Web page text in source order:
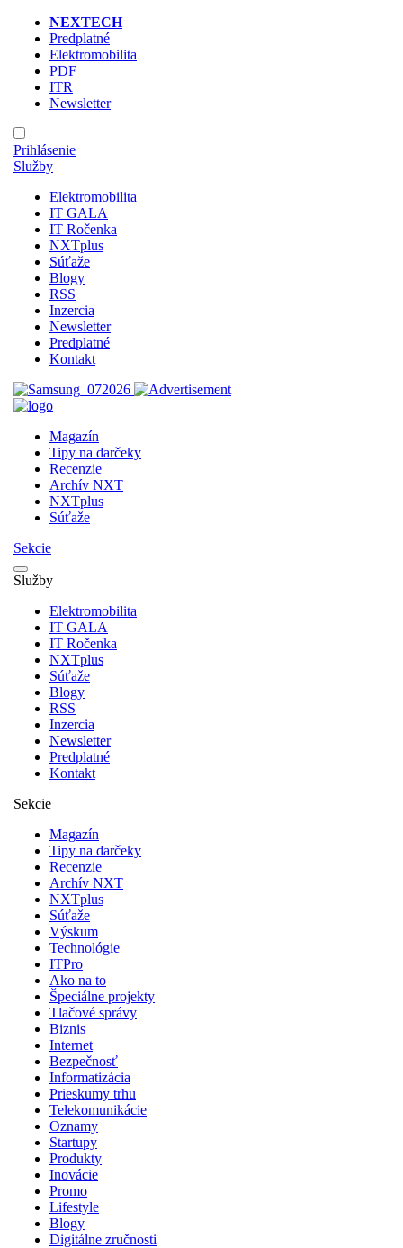
NEXTECH
Predplatné
Elektromobilita
PDF
ITR
Newsletter
Prihlásenie
Služby
Elektromobilita
IT GALA
IT Ročenka
NXTplus
Súťaže
Blogy
RSS
Inzercia
Newsletter
Predplatné
Kontakt
Magazín
Tipy na darčeky
Recenzie
Archív NXT
NXTplus
Súťaže
Sekcie
Služby
Elektromobilita
IT GALA
IT Ročenka
NXTplus
Súťaže
Blogy
RSS
Inzercia
Newsletter
Predplatné
Kontakt
Sekcie
Magazín
Tipy na darčeky
Recenzie
Archív NXT
NXTplus
Súťaže
Výskum
Technológie
ITPro
Ako na to
Špeciálne projekty
Tlačové správy
Biznis
Internet
Bezpečnosť
Informatizácia
Prieskumy trhu
Telekomunikácie
Oznamy
Startupy
Produkty
Inovácie
Promo
Lifestyle
Blogy
Digitálne zručnosti